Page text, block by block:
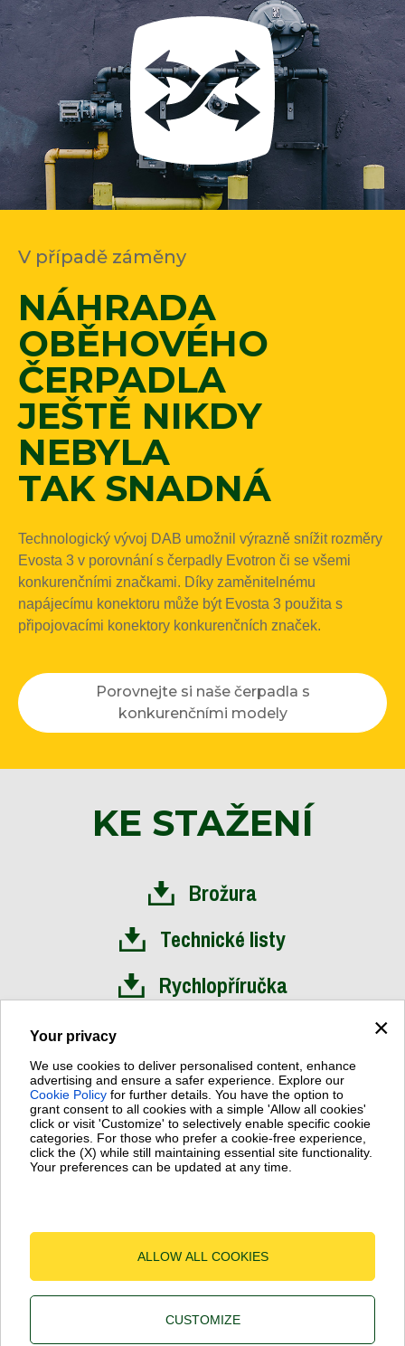
×
Your privacy
We use cookies to deliver personalised content, enhance
advertising and ensure a safer experience. Explore our
Cookie Policy for further details. You have the option to
grant consent to all cookies with a simple 'Allow all cookies'
click or visit 'Customize' to selectively enable specific cookie
categories. For those who prefer a cookie-free experience,
click the (X) while still maintaining essential site functionality.
Your preferences can be updated at any time.
ALLOW ALL COOKIES
CUSTOMIZE
V případě záměny
NÁHRADA
OBĚHOVÉHO
ČERPADLA
JEŠTĚ NIKDY
NEBYLA
TAK SNADNÁ
Technologický vývoj DAB umožnil výrazně snížit rozměry
Evosta 3 v porovnání s čerpadly Evotron či se všemi
konkurenčními značkami. Díky zaměnitelnému
napájecímu konektoru může být Evosta 3 použita s
připojovacími konektory konkurenčních značek.
Porovnejte si naše čerpadla s
konkurenčními modely
KE STAŽENÍ
Brožura
Technické listy
Rychlopříručka
Dab Pumps Spa © Via Marco Polo, 14 Mestrino Padova - Italy
Fax +39.049.5125950
P.I. 03675230282 - R.E.A. Padova N. 328200 - Cap. Soc. Euro